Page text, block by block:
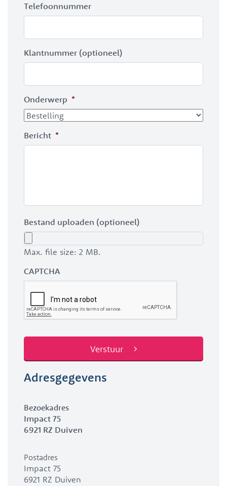
Telefoonnummer
Klantnummer (optioneel)
Onderwerp *
Bericht *
Bestand uploaden (optioneel)
Max. file size: 2 MB.
CAPTCHA
Adresgegevens
Bezoekadres
Impact 75
6921 RZ Duiven
Postadres
Impact 75
6921 RZ Duiven